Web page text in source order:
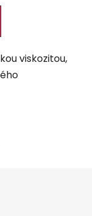
viskozitou,